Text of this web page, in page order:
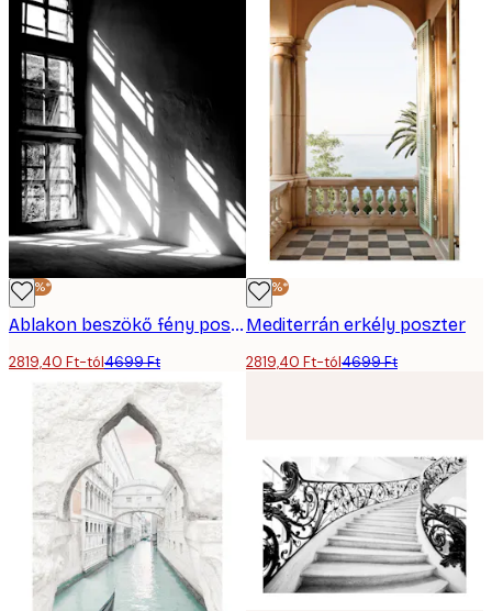
-40%*
Ablakon beszökő fény poszter
2819,40 Ft-tól4699 Ft
-40%*
Mediterrán erkély poszter
2819,40 Ft-tól4699 Ft